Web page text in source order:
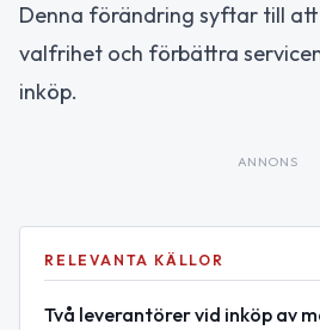
Denna förändring syftar till
valfrihet och förbättra
inköp.
ANNONS
RELEVANTA KÄLLOR
Två leverantörer vid inköp av